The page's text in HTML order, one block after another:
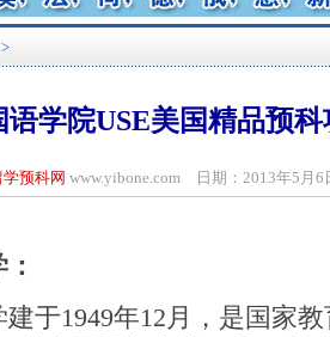
>
语学院USE美国精品预
预科网 www.yibone.com 日期：2013年5月
于1949年12月，是国家